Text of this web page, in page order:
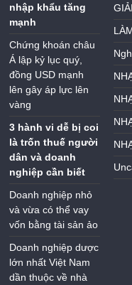
nhập khẩu tăng
mạnh
Chứng khoán châu
Á lập kỷ lục quý,
đồng USD mạnh
lên gây áp lực lên
vàng
3 hành vi dễ bị coi
là trốn thuế người
dân và doanh
nghiệp cần biết
Doanh nghiệp nhỏ
và vừa có thể vay
vốn bằng tài sản ảo
Doanh nghiệp dược
lớn nhất Việt Nam
dần thuộc về nhà